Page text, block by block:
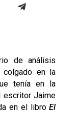
de análisis
en la
tenía en la
escritor Jaime
en el libroEl